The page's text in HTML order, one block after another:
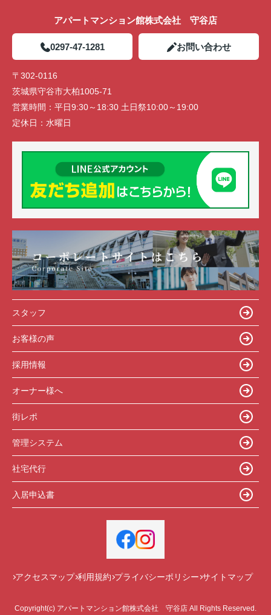
アパートマンション館株式会社 守谷店
0297-47-1281 お問い合わせ
〒302-0116
茨城県守谷市大柏1005-71
営業時間： 平日9:30～18:30 土日祭10:00～19:00
定休日： 水曜日
スタッフ
お客様の声
採用情報
オーナー様へ
街レポ
管理システム
社宅代行
入居申込書
アクセスマップ 利用規約 プライバシーポリシー サイトマップ
Copyright(c) アパートマンション館株式会社 守谷店 All Rights Reserved.